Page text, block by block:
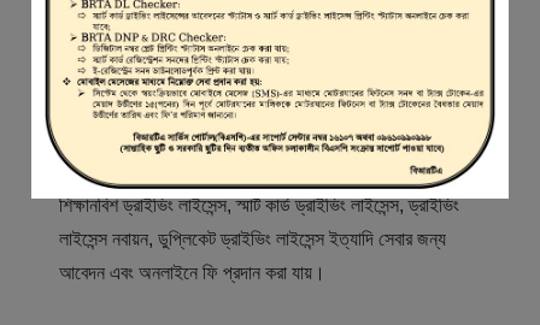
স্বাগতম
বিআরটিএ সার্ভিস পোর্টাল (বিএসপি) বাংলাদেশ রোড ট্রান্সপোর্ট অথরিটি
(বিআরটিএ) এর একটি অনলাইন সেবা প্রদানের মাধ্যম যেখানে ড্রাইভার,
মোটরযান মালিক, মোটরযান বিক্রেতাদের নিবন্ধিত করা হয় এবং
শিক্ষানবিশ ড্রাইভিং লাইসেন্স, স্মার্ট কার্ড ড্রাইভিং লাইসেন্স, ড্রাইভিং
লাইসেন্স নবায়ন, ডুপ্লিকেট ড্রাইভিং লাইসেন্স ইত্যাদি সেবার জন্য
আবেদন এবং অনলাইনে ফি প্রদান করা যায়।